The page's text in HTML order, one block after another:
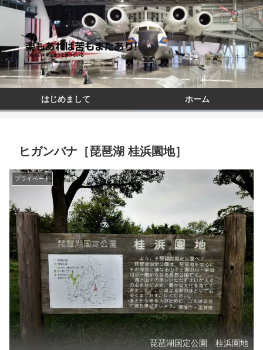
はじめまして ホーム
ヒガンバナ［琵琶湖 桂浜園地］
プライベート
琵琶湖国定公園 桂浜園地